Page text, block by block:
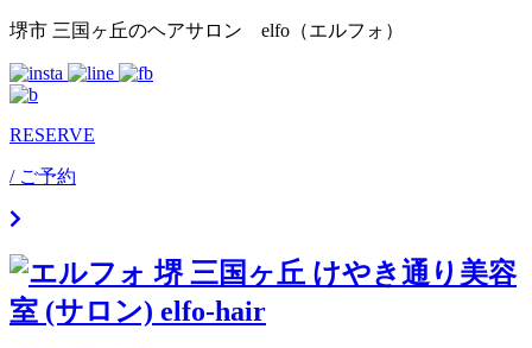
Skip
content
堺市 三国ヶ丘のヘアサロン elfo（エルフォ）
RESERVE
/ ご予約